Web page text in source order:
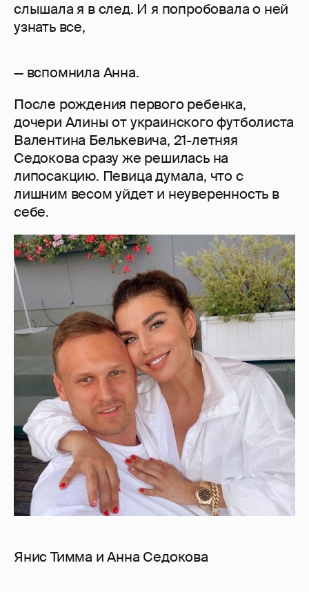
слышала я в след. И я попробовала о ней
узнать все,
— вспомнила Анна.
После рождения первого ребенка,
дочери Алины от украинского футболиста
Валентина Белькевича, 21-летняя
Седокова сразу же решилась на
липосакцию. Певица думала, что с
лишним весом уйдет и неуверенность в
себе.
Янис Тимма и Анна Седокова